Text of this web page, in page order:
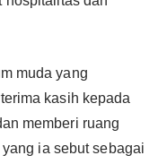
muda yang
kasih kepada
memberi ruang
ia sebut sebagai